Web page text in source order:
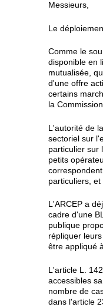
Messieurs,
Le
Comme le
disponible en
mutualisée,
d'une offre
certains
la
L'autorité de
sectoriel sur
particulier sur
petits
particuliers,
L'ARCEP a
cadre d'une
publique
répliquer
être appliqué
L'article L.
accessibles
nombre de
dans l'article